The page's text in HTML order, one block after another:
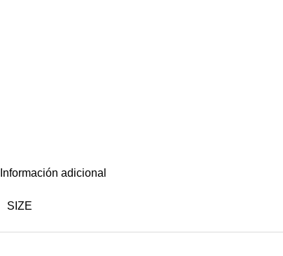
Información adicional
SIZE